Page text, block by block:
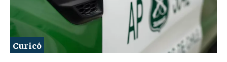
Curicó